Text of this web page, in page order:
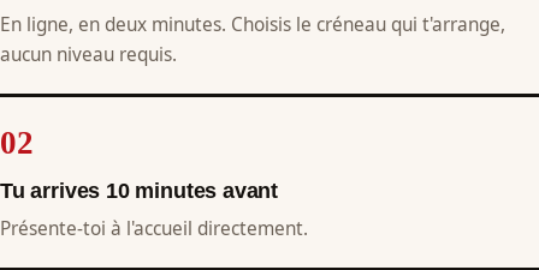
En ligne, en deux minutes. Choisis le créneau qui t'arrange,
aucun niveau requis.
Tu arrives 10 minutes avant
Présente-toi à l'accueil directement.